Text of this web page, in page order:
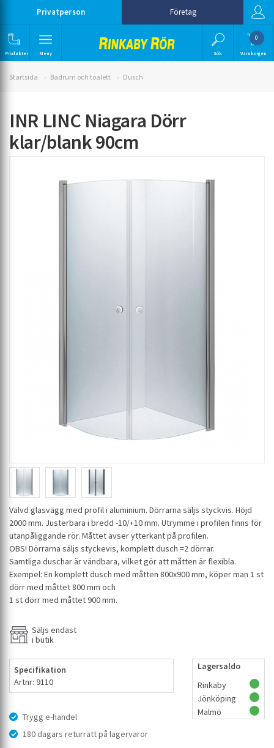
Privatperson Företag
Produkter Meny Sök
0
Varukorgen
Startsida Badrum och toalett Dusch
INR LINC Niagara Dörr
klar/blank 90cm
Välvd glasvägg med profil i aluminium. Dörrarna säljs styckvis. Höjd
2000 mm. Justerbara i bredd -10/+10 mm. Utrymme i profilen finns för
utanpåliggande rör. Måttet avser ytterkant på profilen.
OBS! Dörrarna säljs styckevis, komplett dusch =2 dörrar.
Samtliga duschar är vändbara, vilket gör att måtten är flexibla.
Exempel: En komplett dusch med måtten 800x900 mm, köper man 1 st
dörr med måttet 800 mm och
1 st dörr med måttet 900 mm.
Säljs endast
i butik
Specifikation
Artnr: 9110
Trygg e-handel
180 dagars returrätt på lagervaror
Lagersaldo
Rinkaby
Jönköping
Malmö